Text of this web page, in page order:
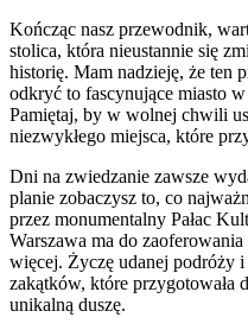
Kończąc nasz przewodnik,
stolica, która nieustannie się
historię. Mam nadzieję, że ten
odkryć to fascynujące miasto
Pamiętaj, by w wolnej chwili
niezwykłego miejsca, które
Dni na zwiedzanie zawsze
planie zobaczysz to, co
przez monumentalny Pałac
Warszawa ma do
więcej. Życzę udanej podróży
zakątków, które przygotowała
unikalną duszę.